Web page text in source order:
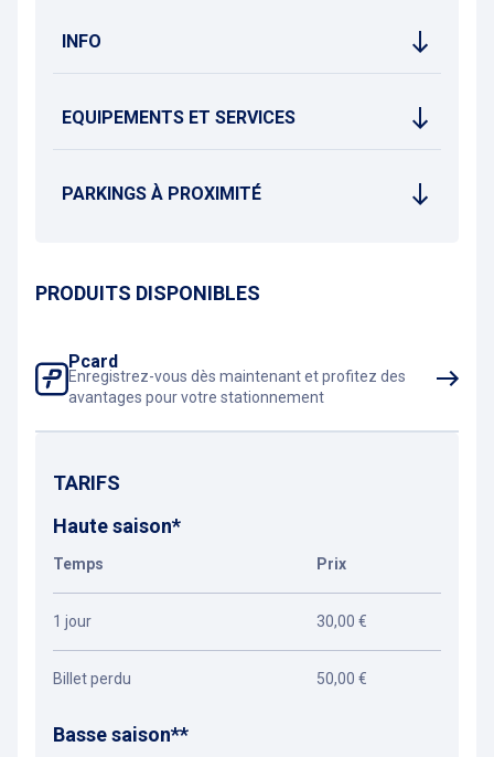
INFO
EQUIPEMENTS ET SERVICES
PARKINGS À PROXIMITÉ
PRODUITS DISPONIBLES
Pcard
Enregistrez-vous dès maintenant et profitez des
avantages pour votre stationnement
TARIFS
Haute saison*
Temps Prix
1 jour 30,00 €
Billet perdu 50,00 €
Basse saison**